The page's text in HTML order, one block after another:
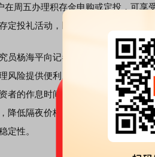
在周五办理积存金申购或定投，可享
定投礼活动，以微信立减金等方式吸
杨海平向记者分析指出，银行积存
风险提供便利。当前黄金价格的定价
者的作息时间不一致，常出现“夜间金
降低隔夜价格突变带来的风险。对银
定性。